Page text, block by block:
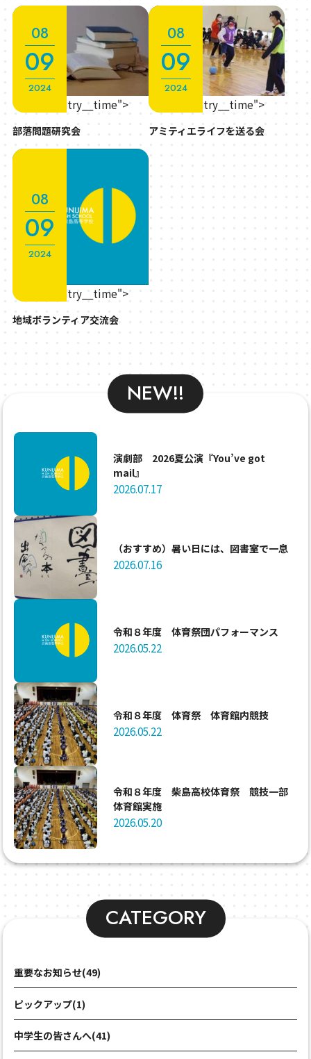
2024
08
09
" class="entry__time">
部落問題硏究会
2024
08
09
" class="entry__time">
アミティエライフを送る会
2024
08
09
" class="entry__time">
地域ボランティア交流会
NEW!!
演劇部 2026夏公演『You’ve got
mail』
2026.07.17
（おすすめ）暑い日には、図書室で一息
2026.07.16
令和８年度 体育祭団パフォーマンス
2026.05.22
令和８年度 体育祭 体育館内競技
2026.05.22
令和８年度 柴島高校体育祭 競技一部
体育館実施
2026.05.20
CATEGORY
重要なお知らせ(49)
ピックアップ(1)
中学生の皆さんへ(41)